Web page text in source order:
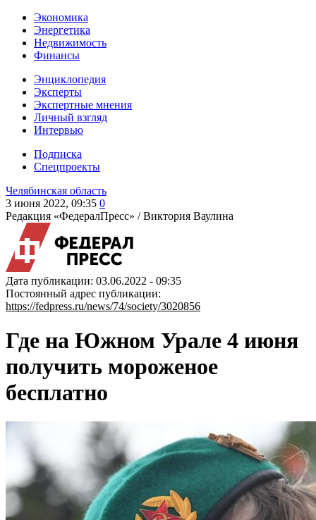
Экономика
Энергетика
Недвижимость
Финансы
Энциклопедия
Эксперты
Экспертные мнения
Личный взгляд
Интервью
Подписка
Спецпроекты
Челябинская область
3 июня 2022, 09:35 0
Редакция «ФедералПресс» /Виктория Ваулина
Дата публикации: 03.06.2022 - 09:35
Постоянный адрес публикации:
https://fedpress.ru/news/74/society/3020856
Где на Южном Урале 4 июня
получить мороженое
бесплатно